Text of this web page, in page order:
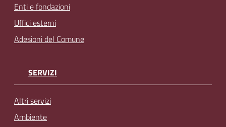
Enti e fondazioni
Uffici esterni
Adesioni del Comune
SERVIZI
Altri servizi
Ambiente